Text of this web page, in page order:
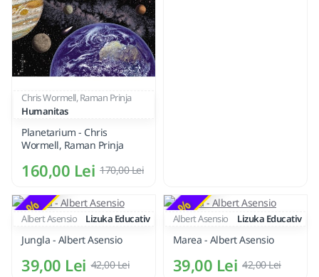
Chris Wormell, Raman Prinja
Humanitas
Planetarium - Chris
Wormell, Raman Prinja
160,00 Lei 170,00 Lei
-7 %
Albert Asensio Lizuka Educativ
Jungla - Albert Asensio
39,00 Lei 42,00 Lei
-7 %
Albert Asensio Lizuka Educativ
Marea - Albert Asensio
39,00 Lei 42,00 Lei